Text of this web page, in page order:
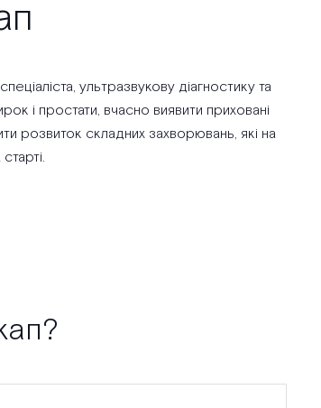
ультразвукову діагностику та
і простати, вчасно виявити приховані
розвиток складних захворювань, які на